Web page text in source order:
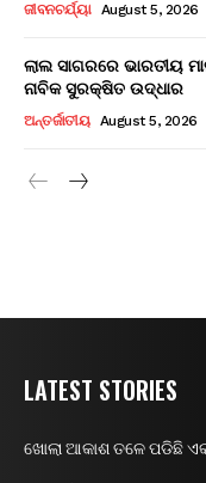
ଜୀବନଚର୍ଯ୍ୟା August 5, 2026
ଲାଲ ସାଗରରେ ଭାରତୀୟ
ନାବିକ ସୁରକ୍ଷିତ ଉଦ୍ଧାର
ଅନ୍ତର୍ଜାତୀୟ August 5, 2026
LATEST STORIES
ଖୋଲା ଆକାଶ ତଳେ ପଡିଛି